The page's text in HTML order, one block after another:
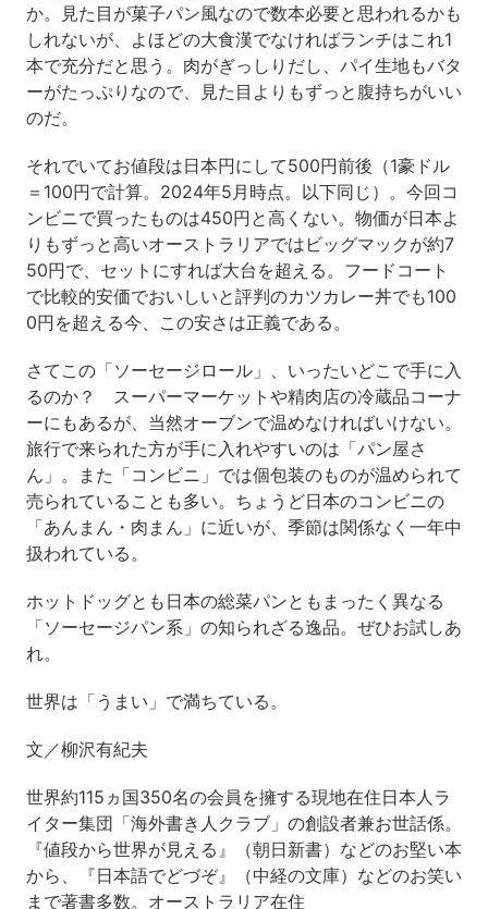
か。見た目が菓子パン風なので数本必要と思われるかも
しれないが、よほどの大食漢でなければランチはこれ1
本で充分だと思う。肉がぎっしりだし、パイ生地もバタ
ーがたっぷりなので、見た目よりもずっと腹持ちがいい
のだ。
それでいてお値段は日本円にして500円前後（1豪ドル
＝100円で計算。2024年5月時点。以下同じ）。今回コ
ンビニで買ったものは450円と高くない。物価が日本よ
りもずっと高いオーストラリアではビッグマックが約7
50円で、セットにすれば大台を超える。フードコート
で比較的安価でおいしいと評判のカツカレー丼でも100
0円を超える今、この安さは正義である。
さてこの「ソーセージロール」、いったいどこで手に入
るのか？ スーパーマーケットや精肉店の冷蔵品コーナ
ーにもあるが、当然オーブンで温めなければいけない。
旅行で来られた方が手に入れやすいのは「パン屋さ
ん」。また「コンビニ」では個包装のものが温められて
売られていることも多い。ちょうど日本のコンビニの
「あんまん・肉まん」に近いが、季節は関係なく一年中
扱われている。
ホットドッグとも日本の総菜パンともまったく異なる
「ソーセージパン系」の知られざる逸品。ぜひお試しあ
れ。
世界は「うまい」で満ちている。
文／柳沢有紀夫
世界約115ヵ国350名の会員を擁する現地在住日本人ラ
イター集団「海外書き人クラブ」の創設者兼お世話係。
『値段から世界が見える』（朝日新書）などのお堅い本
から、『日本語でどづぞ』（中経の文庫）などのお笑い
まで著書多数。オーストラリア在住